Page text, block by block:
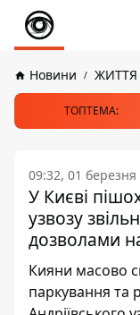
Новини ЖИТТЯ
ТОПТЕМА:
09:32, 01 березня
У Києві
узвозу
дозволами
Кияни масово
паркування та